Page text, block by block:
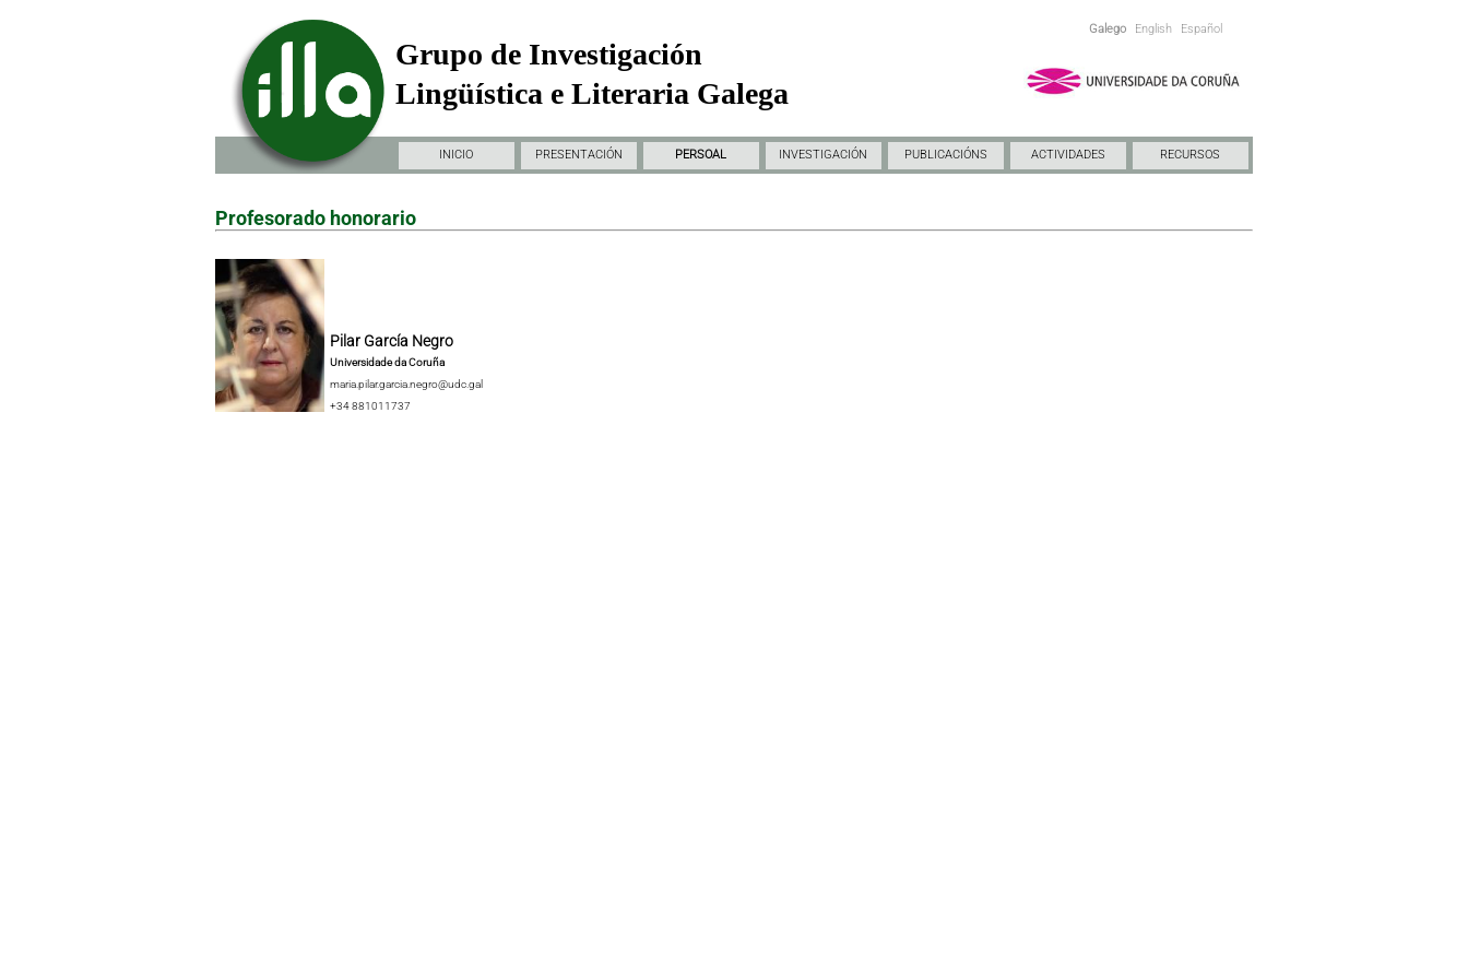
Galego English Español
Grupo de Investigación
Lingüística e Literaria Galega
INICIO PRESENTACIÓN PERSOAL INVESTIGACIÓN PUBLICACIÓNS ACTIVIDADES RECURSOS
Profesorado honorario
Pilar García Negro
Universidade da Coruña
maria.pilar.garcia.negro@udc.gal
+34 881011737